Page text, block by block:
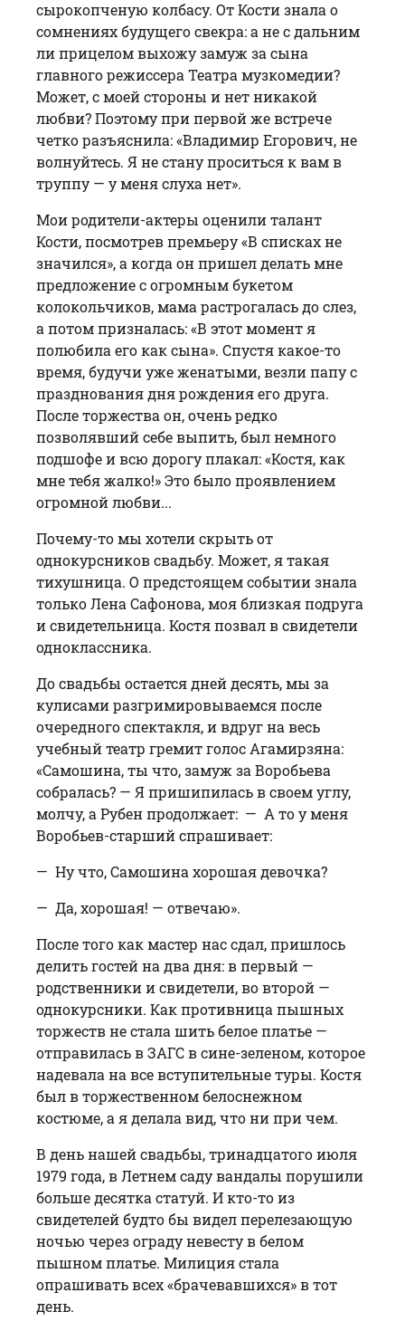
сырокопченую колбасу. От Кости знала о
сомнениях будущего свекра: а не с дальним
ли прицелом выхожу замуж за сына
главного режиссера Театра музкомедии?
Может, с моей стороны и нет никакой
любви? Поэтому при первой же встрече
четко разъяснила: «Владимир Егорович, не
волнуйтесь. Я не стану проситься к вам в
труппу — у меня слуха нет».
Мои родители-актеры оценили талант
Кости, посмотрев премьеру «В спис­ках не
значился», а когда он пришел делать мне
предложение с огромным букетом
колокольчиков, мама растрогалась до слез,
а потом призналась: «В этот момент я
полюбила его как сына». Спус­тя какое-то
время, будучи уже женатыми, везли папу с
празднования дня рождения его друга.
После торжества он, очень редко
позволявший себе выпить, был немного
подшофе и всю дорогу плакал: «Костя, как
мне тебя жалко!» Это было проявлением
огромной любви...
Почему-то мы хотели скрыть от
однокурсников свадьбу. Может, я такая
тихушница. О предстоящем событии знала
только Лена Сафонова, моя близкая подруга
и свидетельница. Костя позвал в свидетели
одноклассника.
До свадьбы остается дней десять, мы за
кулисами разгримировываемся после
очередного спектакля, и вдруг на весь
учебный театр гремит голос Агамирзяна:
«Самошина, ты что, замуж за Воробьева
собралась? — Я пришипилась в своем углу,
молчу, а Рубен продолжает: — А то у меня
Воробьев-старший спрашивает:
— Ну что, Самошина хорошая де­вочка?
— Да, хорошая! — отвечаю».
После того как мастер нас сдал, пришлось
делить гостей на два дня: в первый —
родственники и свидетели, во второй —
однокурсники. Как противница пышных
торжеств не стала шить белое платье —
отправилась в ЗАГС в сине-зеленом, которое
надевала на все вступительные туры. Костя
был в торжественном белоснежном
костюме, а я делала вид, что ни при чем.
В день нашей свадьбы, тринадцатого июля
1979 года, в Летнем саду вандалы порушили
больше десятка статуй. И кто-то из
свидетелей будто бы видел перелезающую
ночью через ограду невесту в белом
пышном платье. Милиция стала
опрашивать всех «брачевавшихся» в тот
день.